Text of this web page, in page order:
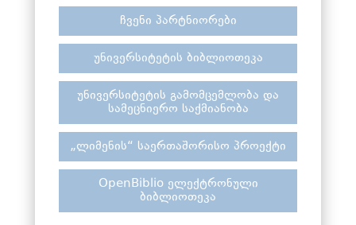
ჩვენი პარტნიორები
უნივერსიტეტის ბიბლიოთეკა
უნივერსიტეტის გამომცემლობა და
სამეცნიერო საქმიანობა
„ლიმენის“ საერთაშორისო პროექტი
OpenBiblio ელექტრონული
ბიბლიოთეკა